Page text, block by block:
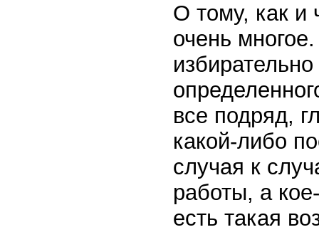
О тому, как и
очень
все подряд,
какой-либо
случая к
работы, а
есть такая